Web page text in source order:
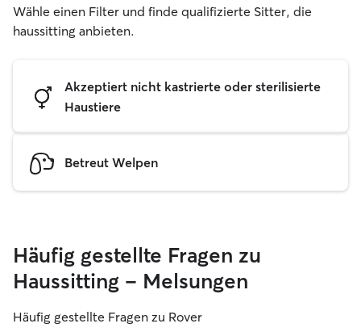
Wähle einen Filter und finde qualifizierte Sitter, die
haussitting anbieten.
Akzeptiert nicht kastrierte oder sterilisierte
Haustiere
Betreut Welpen
Häufig gestellte Fragen zu
Haussitting – Melsungen
Häufig gestellte Fragen zu Rover